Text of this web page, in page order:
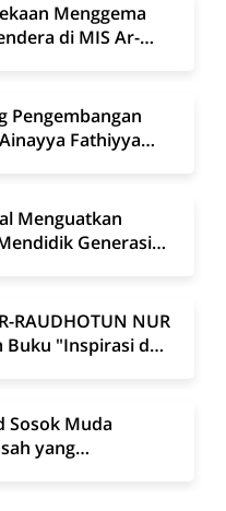
Menggema
di MIS Ar-
Pengembangan
Fathiyya
Penyanyi
Menguatkan
Generasi
RAUDHOTUN NUR
"Inspirasi dari
Semangat
Sosok Muda
yang
Perubahan